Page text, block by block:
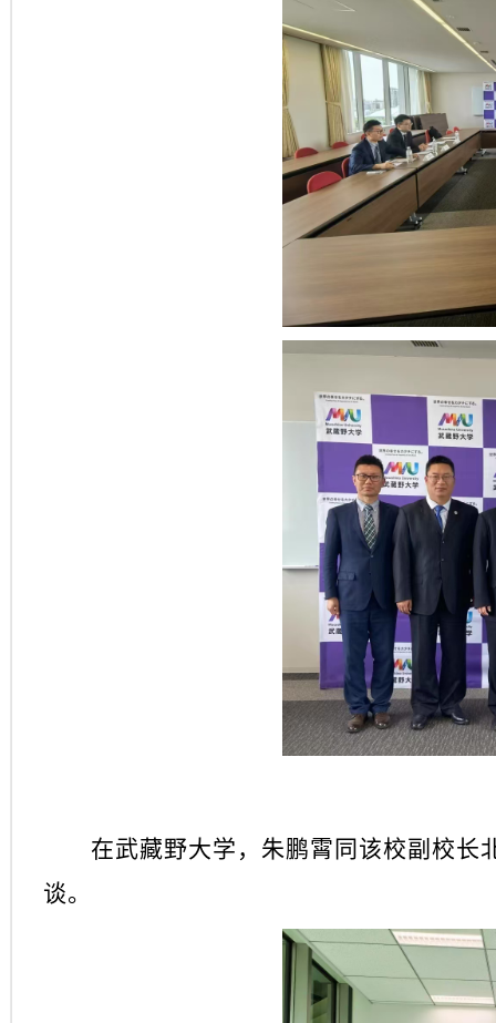
在武藏野大学，朱鹏霄同该校副校长
谈。